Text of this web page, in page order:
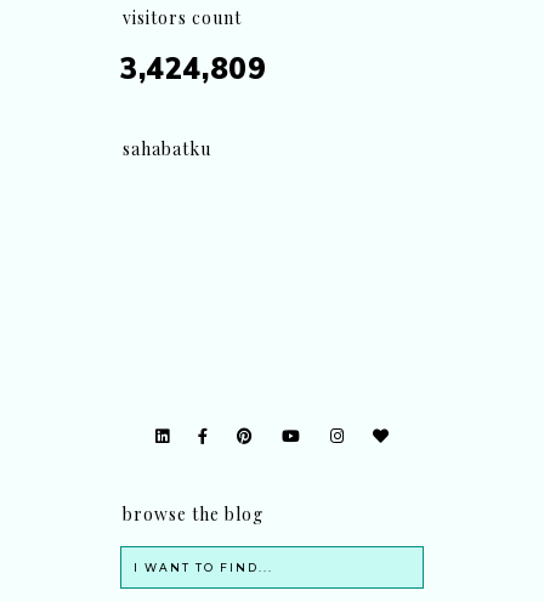
visitors count
3,424,809
sahabatku
browse the blog